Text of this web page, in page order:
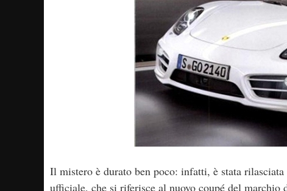
Il mistero è durato ben poco: infatti, è stata
ufficiale, che si riferisce al nuovo coupé del marchio